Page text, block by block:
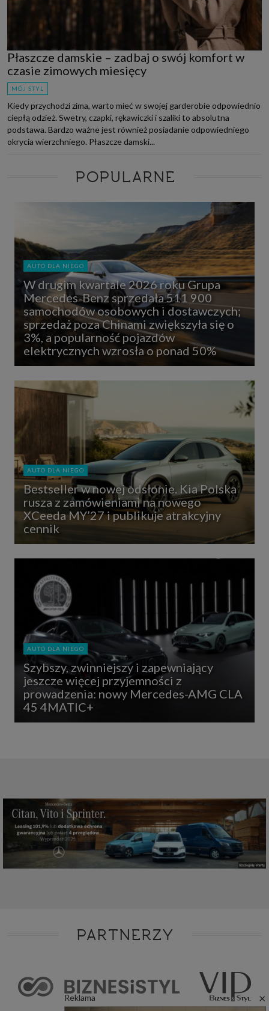
Reklama ×
Płaszcze damskie – zadbaj o swój komfort w
czasie zimowych miesięcy
MÓJ STYL
Kiedy przychodzi zima, warto mieć w swojej garderobie odpowiednio
ciepłą odzież. Swetry, czapki, rękawiczki i szaliki to absolutna
podstawa. Bardzo ważne jest również posiadanie odpowiedniego
okrycia wierzchniego. Płaszcze damski...
POPULARNE
AUTO DLA NIEGO
W drugim kwartale 2026 roku Grupa
Mercedes-Benz sprzedała 511 900
samochodów osobowych i dostawczych;
sprzedaż poza Chinami zwiększyła się o
3%, a popularność pojazdów
elektrycznych wzrosła o ponad 50%
AUTO DLA NIEGO
Bestseller w nowej odsłonie. Kia Polska
rusza z zamówieniami na nowego
XCeeda MY’27 i publikuje atrakcyjny
cennik
AUTO DLA NIEGO
Szybszy, zwinniejszy i zapewniający
jeszcze więcej przyjemności z
prowadzenia: nowy Mercedes-AMG CLA
45 4MATIC+
PARTNERZY